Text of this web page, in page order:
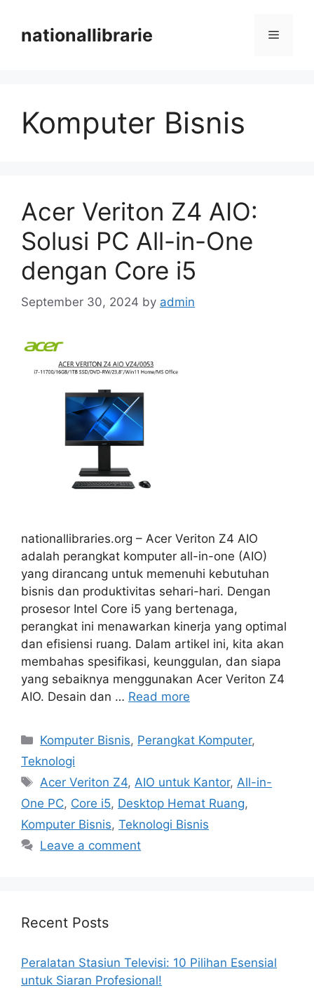
contentnationallibrarie Menu
Komputer Bisnis
Acer Veriton Z4 AIO:
Solusi PC All-in-One
dengan Core i5
September 30, 2024 by admin
nationallibraries.org – Acer Veriton Z4 AIO
adalah perangkat komputer all-in-one (AIO)
yang dirancang untuk memenuhi kebutuhan
bisnis dan produktivitas sehari-hari. Dengan
prosesor Intel Core i5 yang bertenaga,
perangkat ini menawarkan kinerja yang optimal
dan efisiensi ruang. Dalam artikel ini, kita akan
membahas spesifikasi, keunggulan, dan siapa
yang sebaiknya menggunakan Acer Veriton Z4
AIO. Desain dan … Read more
Categories
Komputer Bisnis, Perangkat Komputer,
Teknologi
Tags
Acer Veriton Z4, AIO untuk Kantor, All-in-
One PC, Core i5, Desktop Hemat Ruang,
Komputer Bisnis, Teknologi Bisnis
Leave a comment
Recent Posts
Peralatan Stasiun Televisi: 10 Pilihan Esensial
untuk Siaran Profesional!